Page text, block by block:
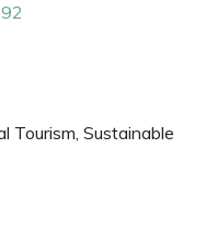
Tourism, Sustainable